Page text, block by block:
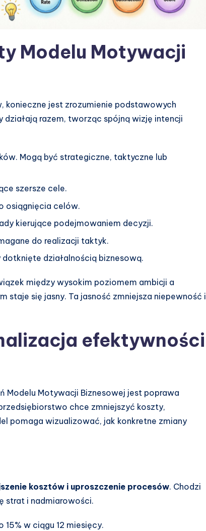
Modelu Motywacji
konieczne jest zrozumienie podstawowych
razem, tworząc spójną wizję intencji
Mogą być strategiczne, taktyczne lub
szersze cele.
osiągnięcia celów.
kierujące podejmowaniem decyzji.
do realizacji taktyk.
dotknięte działalnością biznesową.
między wysokim poziomem ambicji a
staje się jasny. Ta jasność zmniejsza niepewność i
efektywności
Modelu Motywacji Biznesowej jest poprawa
chce zmniejszyć koszty,
pomaga wizualizować, jak konkretne zmiany
kosztów i uproszczenie procesów. Chodzi
strat i nadmiarowości.
w ciągu 12 miesięcy.